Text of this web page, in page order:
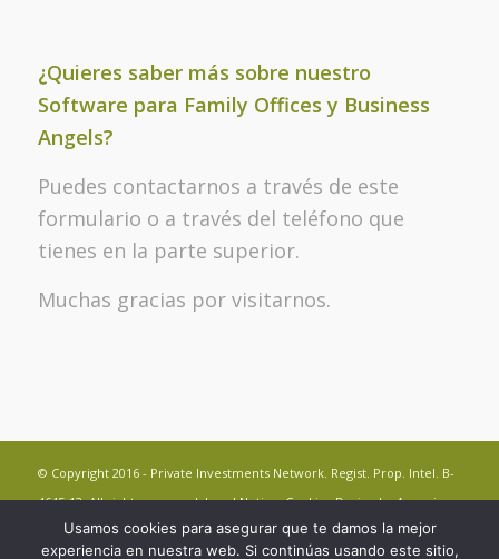
¿Quieres saber más sobre nuestro
Software para Family Offices y Business
Angels?
Puedes contactarnos a través de este
formulario o a través del teléfono que
tienes en la parte superior.
Muchas gracias por visitarnos.
© Copyright 2016 - Private Investments Network. Regist. Prop. Intel. B-
4645-13. All rights reserved.Legal Notice.CookiesDesign byAgencia
Marketing DigitalIngenium.Marketing
Usamos cookies para asegurar que te damos la mejor
experiencia en nuestra web. Si continúas usando este sitio,